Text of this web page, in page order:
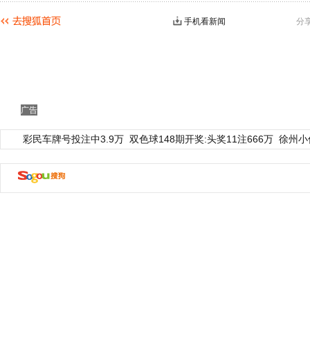
分
手机看新闻
广告
彩民车牌号投注中3.9万 双色球148期开奖:头奖11注666万 徐州